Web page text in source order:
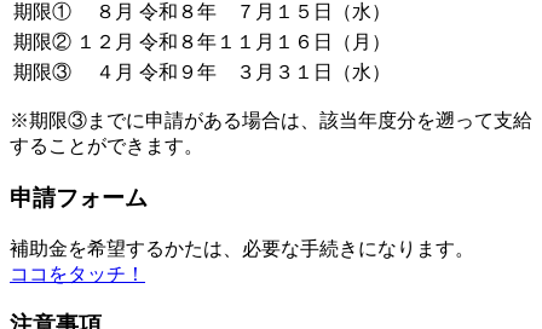
期限①
８月 令和８年 ７月１５日（水）
期限② １２月 令和８年１１月１６日（月）
期限③
４月 令和９年 ３月３１日（水）
※期限③までに申請がある場合は、該当年度分を遡って支給
することができます。
申請フォーム
補助金を希望するかたは、必要な手続きになります。
ココをタッチ！